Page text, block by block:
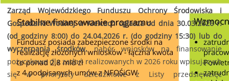
Zarząd Wojewódzkiego Funduszu Ochrony Środowiska i
Gospodarki Wodnej w Kielcach ogłasza od dnia 30.03.2026 r.
(od godziny 8:00) do 24.04.2026 r. (do godziny 15:30) lub do
wyczerpania środków,nabór wniosków na finansowanie
pożyczkowe dla zadań realizowanych w 2026 roku wpisujących
się w priorytety dziedzinowe z Listy przedsięwzięć